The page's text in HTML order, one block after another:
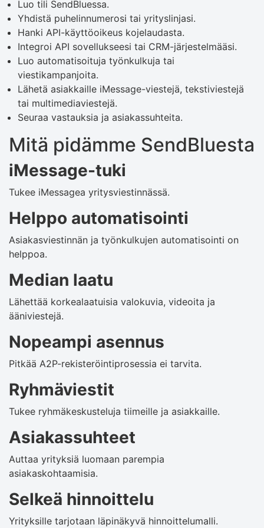
Luo tili SendBluessa.
Yhdistä puhelinnumerosi tai yrityslinjasi.
Hanki API-käyttöoikeus kojelaudasta.
Integroi API sovellukseesi tai CRM-järjestelmääsi.
Luo automatisoituja työnkulkuja tai
viestikampanjoita.
Lähetä asiakkaille iMessage-viestejä, tekstiviestejä
tai multimediaviestejä.
Seuraa vastauksia ja asiakassuhteita.
Mitä pidämme SendBluesta
iMessage-tuki
Tukee iMessagea yritysviestinnässä.
Helppo automatisointi
Asiakasviestinnän ja työnkulkujen automatisointi on
helppoa.
Median laatu
Lähettää korkealaatuisia valokuvia, videoita ja
ääniviestejä.
Nopeampi asennus
Pitkää A2P-rekisteröintiprosessia ei tarvita.
Ryhmäviestit
Tukee ryhmäkeskusteluja tiimeille ja asiakkaille.
Asiakassuhteet
Auttaa yrityksiä luomaan parempia
asiakaskohtaamisia.
Selkeä hinnoittelu
Yrityksille tarjotaan läpinäkyvä hinnoittelumalli.